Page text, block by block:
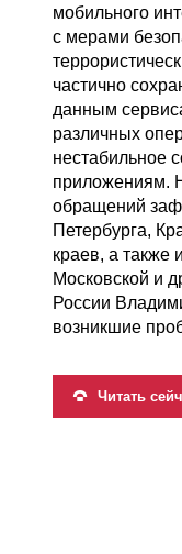
мобильного
с мерами
частично
данным
различных
нестабильное
приложениям.
обращений
Петербурга,
краев, а также
Московской и
России
возникшие
Читать